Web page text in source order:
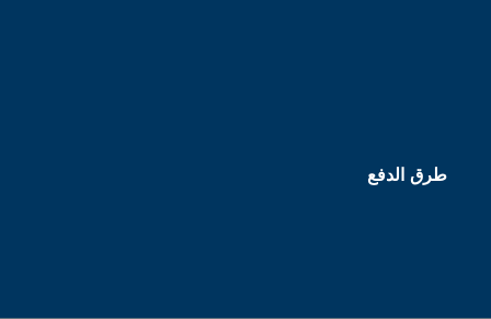
طرق الدفع